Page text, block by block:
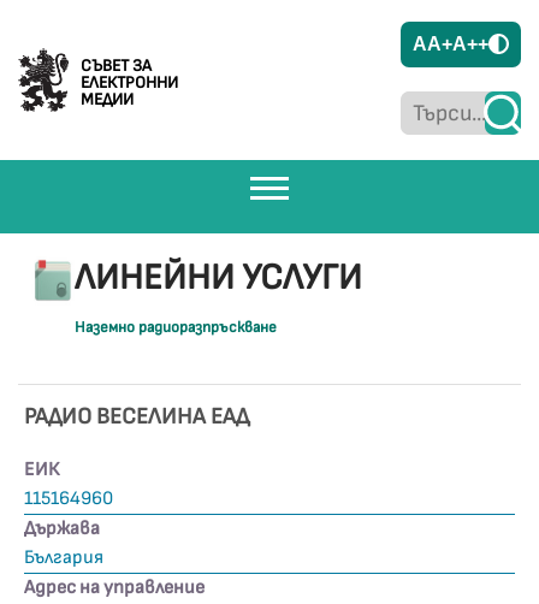
СЪВЕТ ЗА
ЕЛЕКТРОННИ
МЕДИИ
AA+A++
ЛИНЕЙНИ УСЛУГИ
Наземно радиоразпръскване
РАДИО ВЕСЕЛИНА ЕАД
ЕИК
115164960
Държава
България
Адрес на управление